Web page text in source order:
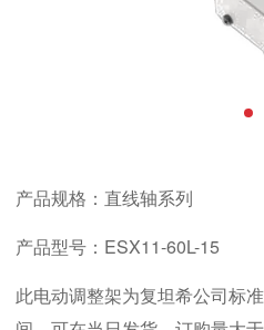
产品规格：直线轴系列
产品型号：ESX11-60L-15
此电动调整架为复坦希公司标